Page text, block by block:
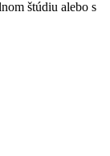
štúdiu alebo s